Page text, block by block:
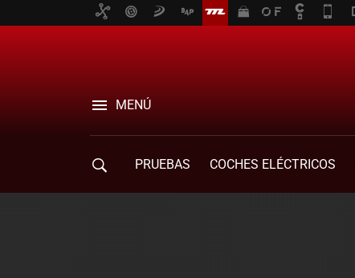
MENÚ
PRUEBAS COCHES ELÉCTRICOS